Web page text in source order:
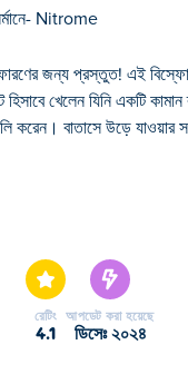
Nitrome
জন্য প্রস্তুত! এই
খেলেন যিনি একটি
করেন। বাতাসে উড়ে যাওয়ার
করেন। বাতাসে উড়ে যাওয়ার
যুদ্ধ করতে পারেন। আপনার
পরাজিত করতে পরিচালনা
রেটিং
4.1
আপডেট করা হয়েছে
ডিসেঃ ২০২৪